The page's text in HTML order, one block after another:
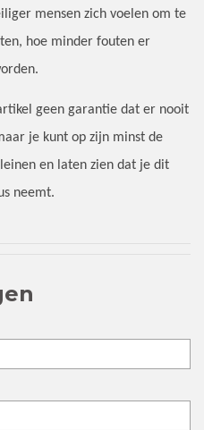
mensen zich voelen om te
hoe minder fouten er
geen garantie dat er nooit
je kunt op zijn minst de
en laten zien dat je dit
neemt.